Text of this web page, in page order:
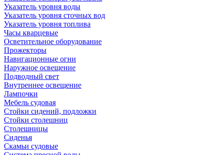
Указатель уровня воды
Указатель уровня сточных вод
Указатель уровня топлива
Часы кварцевые
Осветительное оборудование
Прожекторы
Навигационные огни
Наружное освещение
Подводный свет
Внутреннее освещение
Лампочки
Мебель судовая
Стойки сидений, подложки
Стойки столешниц
Столешницы
Сиденья
Скамьи судовые